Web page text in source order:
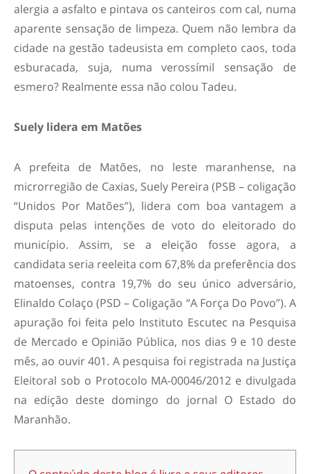
alergia a asfalto e pintava os canteiros com cal, numa
aparente sensação de limpeza. Quem não lembra da
cidade na gestão tadeusista em completo caos, toda
esburacada, suja, numa verossímil sensação de
esmero? Realmente essa não colou Tadeu.
Suely lidera em Matões
A prefeita de Matões, no leste maranhense, na
microrregião de Caxias, Suely Pereira (PSB – coligação
“Unidos Por Matões”), lidera com boa vantagem a
disputa pelas intenções de voto do eleitorado do
município. Assim, se a eleição fosse agora, a
candidata seria reeleita com 67,8% da preferência dos
matoenses, contra 19,7% do seu único adversário,
Elinaldo Colaço (PSD – Coligação “A Força Do Povo”). A
apuração foi feita pelo Instituto Escutec na Pesquisa
de Mercado e Opinião Pública, nos dias 9 e 10 deste
mês, ao ouvir 401. A pesquisa foi registrada na Justiça
Eleitoral sob o Protocolo MA-00046/2012 e divulgada
na edição deste domingo do jornal O Estado do
Maranhão.